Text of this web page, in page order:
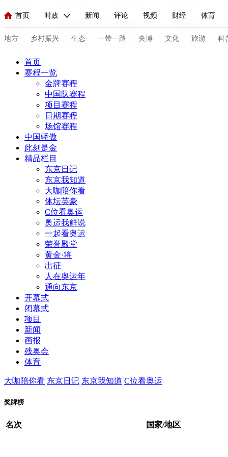
首页 时政 新闻 评论 视频 财经 体育
人民领袖习近平 联播+ 中国领导人 央视快评 习式妙语
直播 栏目大全 节目单 听音 微视频 主持人
海外频道 iPanda English Монгол
地方 乡村振兴 生态 一带一路 央博 文化 旅游 科
首页
赛程一览
金牌赛程
中国队赛程
项目赛程
日期赛程
场馆赛程
中国骄傲
此刻是金
精品栏目
东京日记
东京我知道
大咖陪你看
体坛英豪
C位看奥运
奥运我鲜说
一起看奥运
荣誉殿堂
黄金·将
出征
人在奥运年
通向东京
开幕式
闭幕式
项目
新闻
画报
残奥会
体育
大咖陪你看 东京日记 东京我知道 C位看奥运
奖牌榜
名次 国家/地区